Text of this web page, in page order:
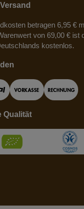
betragen 6,95 €
von 69,00 € ist
kostenlos.
Qualität